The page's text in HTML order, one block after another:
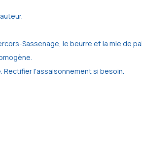
Sassenage, le beurre et la mie de
Rectifier l'assaisonnement si besoin.